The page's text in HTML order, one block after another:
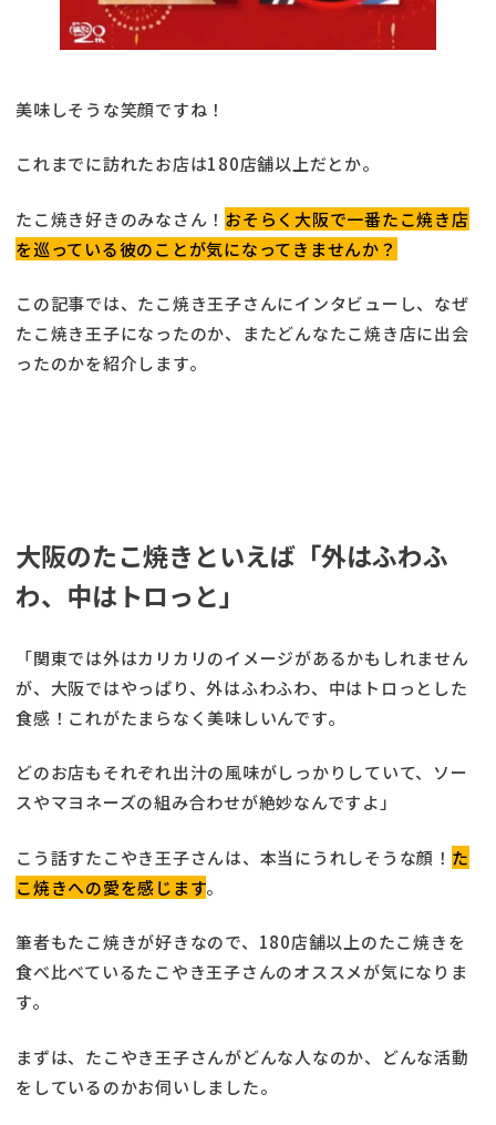
美味しそうな笑顔ですね！
これまでに訪れたお店は180店舗以上だとか。
たこ焼き好きのみなさん！ おそらく大阪で一番たこ焼き店
を巡っている彼のことが気になってきませんか？
この記事では、たこ焼き王子さんにインタビューし、なぜ
たこ焼き王子になったのか、またどんなたこ焼き店に出会
ったのかを紹介します。
大阪のたこ焼きといえば「外はふわふ
わ、中はトロっと」
「関東では外はカリカリのイメージがあるかもしれません
が、大阪ではやっぱり、外はふわふわ、中はトロっとした
食感！これがたまらなく美味しいんです。
どのお店もそれぞれ出汁の風味がしっかりしていて、ソー
スやマヨネーズの組み合わせが絶妙なんですよ」
こう話すたこやき王子さんは、本当にうれしそうな顔！ た
こ焼きへの愛を感じます。
筆者もたこ焼きが好きなので、180店舗以上のたこ焼きを
食べ比べているたこやき王子さんのオススメが気になりま
す。
まずは、たこやき王子さんがどんな人なのか、どんな活動
をしているのかお伺いしました。